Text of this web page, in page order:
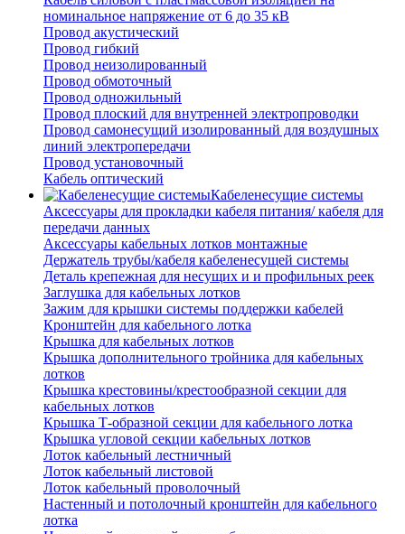
номинальное напряжение от 6 до 35 кВ
Провод акустический
Провод гибкий
Провод неизолированный
Провод обмоточный
Провод одножильный
Провод плоский для внутренней электропроводки
Провод самонесущий изолированный для воздушных
линий электропередачи
Провод установочный
Кабель оптический
Кабеленесущие системы
Аксессуары для прокладки кабеля питания/ кабеля для
передачи данных
Аксессуары кабельных лотков монтажные
Держатель трубы/кабеля кабеленесущей системы
Деталь крепежная для несущих и и профильных реек
Заглушка для кабельных лотков
Зажим для крышки системы поддержки кабелей
Кронштейн для кабельного лотка
Крышка для кабельных лотков
Крышка дополнительного тройника для кабельных
лотков
Крышка крестовины/крестообразной секции для
кабельных лотков
Крышка Т-образной секции для кабельного лотка
Крышка угловой секции кабельных лотков
Лоток кабельный лестничный
Лоток кабельный листовой
Лоток кабельный проволочный
Настенный и потолочный кронштейн для кабельного
лотка